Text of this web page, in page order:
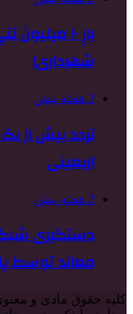
بارِ ۱۰
شهرداری!
2 هفته پیش
اربعینی
2 هفته پیش
دستگیری
معاند توسط
کلیه حقوق مادی و